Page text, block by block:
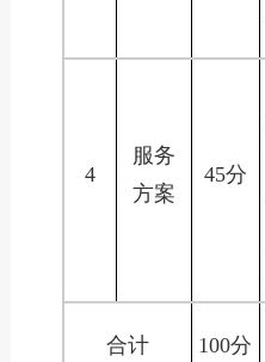
4
服务
方案
45分
合计 100分